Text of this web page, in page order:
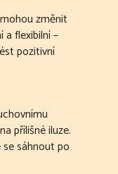
změnit
flexibilní –
pozitivní
přílišné iluze.
sáhnout po